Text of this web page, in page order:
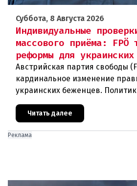
Суббота, 8 Августа 2026
Индивидуальные
массового приёма: FPÖ
реформы для
Австрийская партия свободы
кардинальное изменение
украинских беженцев.
отменить автоматическое
убежища и ввести
Читать далее
Реклама